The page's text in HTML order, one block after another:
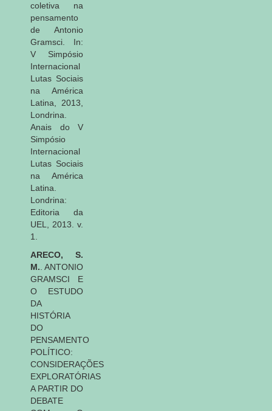
coletiva na
pensamento
de Antonio
Gramsci. In:
V Simpósio
Internacional
Lutas Sociais
na América
Latina, 2013,
Londrina.
Anais do V
Simpósio
Internacional
Lutas Sociais
na América
Latina.
Londrina:
Editoria da
UEL, 2013. v.
1.
ARECO, S.
M. . ANTONIO
GRAMSCI E
O ESTUDO
DA
HISTÓRIA
DO
PENSAMENTO
POLÍTICO:
CONSIDERAÇÕES
EXPLORATÓRIAS
A PARTIR DO
DEBATE